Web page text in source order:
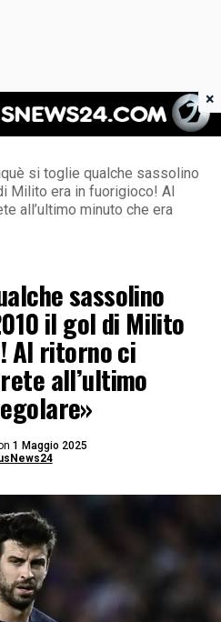
News 24
si toglie qualche sassolino
Milito era in fuorigioco! Al
all’ultimo minuto che era
sassolino
il gol di Milito
Al ritorno ci
all’ultimo
1 Maggio 2025
×